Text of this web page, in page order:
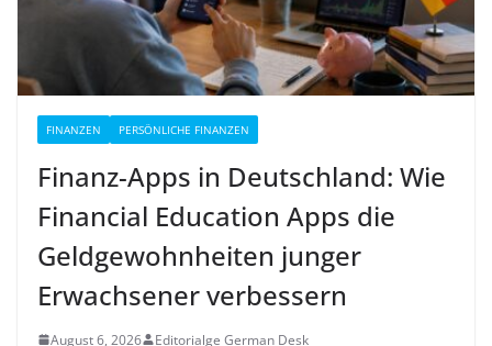
FINANZEN PERSÖNLICHE FINANZEN
Finanz-Apps in Deutschland: Wie
Financial Education Apps die
Geldgewohnheiten junger
Erwachsener verbessern
August 6, 2026 Editorialge German Desk